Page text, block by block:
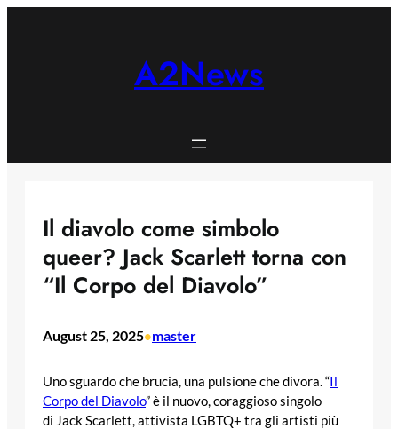
A2News
Il diavolo come simbolo
queer? Jack Scarlett torna con
“Il Corpo del Diavolo”
August 25, 2025•master
Uno sguardo che brucia, una pulsione che divora. “Il
Corpo del Diavolo” è il nuovo, coraggioso singolo
di Jack Scarlett, attivista LGBTQ+ tra gli artisti più